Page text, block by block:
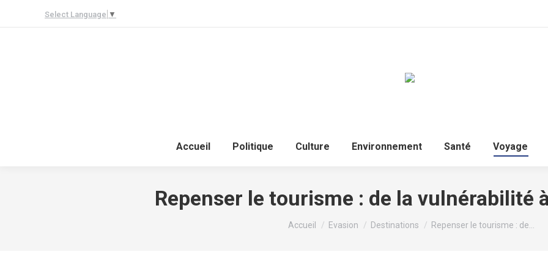
Select Language ▼
Accueil
Politique Culture Environnement Santé Voyage
Repenser le tourisme : de la vulnérabilité
Vous êtes ici :
Accueil Evasion Destinations Repenser le tourisme : de…